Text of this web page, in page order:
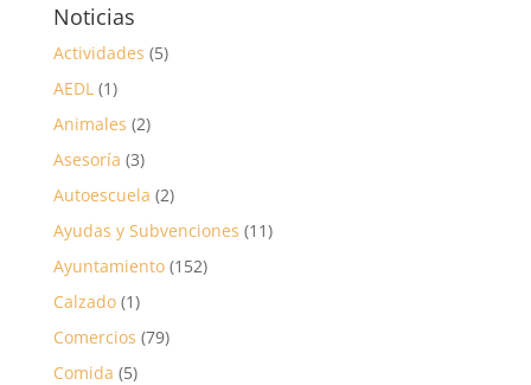
Noticias
Actividades (5)
AEDL(1)
Animales (2)
Asesoría (3)
Autoescuela (2)
Ayudas y Subvenciones (11)
Ayuntamiento(152)
Calzado(1)
Comercios (79)
Comida (5)